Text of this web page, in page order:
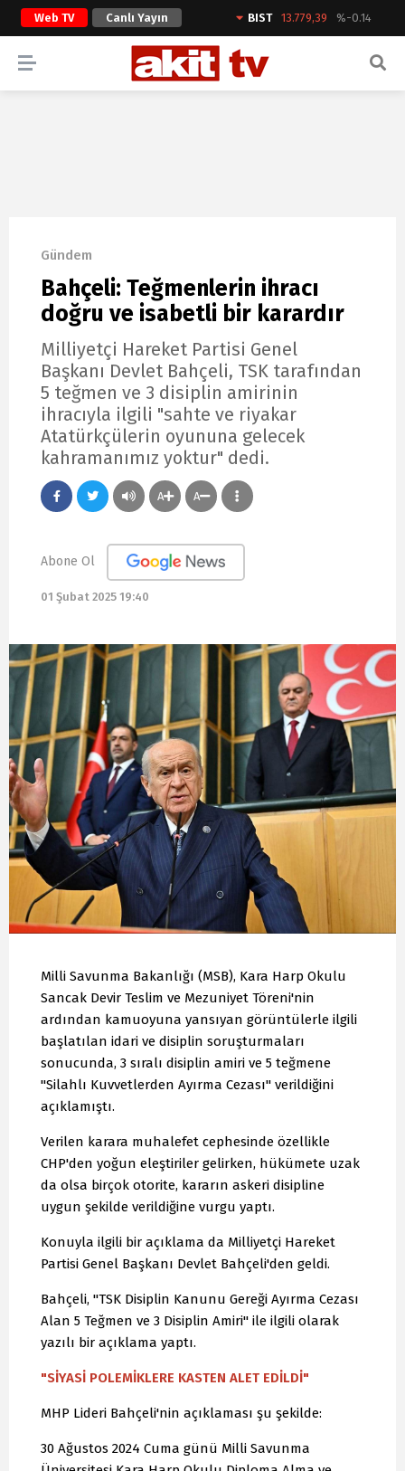
Web TV Canlı Yayın BIST 13.779,39 %-0.14
ARAMA YAP
Gündem
Bahçeli: Teğmenlerin ihracı
doğru ve isabetli bir karardır
Milliyetçi Hareket Partisi Genel
Başkanı Devlet Bahçeli, TSK tarafından
5 teğmen ve 3 disiplin amirinin
ihracıyla ilgili "sahte ve riyakar
Atatürkçülerin oyununa gelecek
kahramanımız yoktur" dedi.
A A
Abone Ol
01 Şubat 2025 19:40
Milli Savunma Bakanlığı (MSB), Kara Harp Okulu
Sancak Devir Teslim ve Mezuniyet Töreni'nin
ardından kamuoyuna yansıyan görüntülerle ilgili
başlatılan idari ve disiplin soruşturmaları
sonucunda, 3 sıralı disiplin amiri ve 5 teğmene
"Silahlı Kuvvetlerden Ayırma Cezası" verildiğini
açıklamıştı.
Verilen karara muhalefet cephesinde özellikle
CHP'den yoğun eleştiriler gelirken, hükümete uzak
da olsa birçok otorite, kararın askeri disipline
uygun şekilde verildiğine vurgu yaptı.
Konuyla ilgili bir açıklama da Milliyetçi Hareket
Partisi Genel Başkanı Devlet Bahçeli'den geldi.
Bahçeli, "TSK Disiplin Kanunu Gereği Ayırma Cezası
Alan 5 Teğmen ve 3 Disiplin Amiri" ile ilgili olarak
yazılı bir açıklama yaptı.
"SİYASİ POLEMİKLERE KASTEN ALET EDİLDİ"
MHP Lideri Bahçeli'nin açıklaması şu şekilde:
30 Ağustos 2024 Cuma günü Milli Savunma